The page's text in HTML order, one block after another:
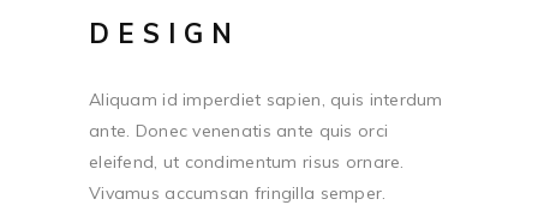
DESIGN
Aliquam id imperdiet sapien, quis interdum
ante. Donec venenatis ante quis orci
eleifend, ut condimentum risus ornare.
Vivamus accumsan fringilla semper.